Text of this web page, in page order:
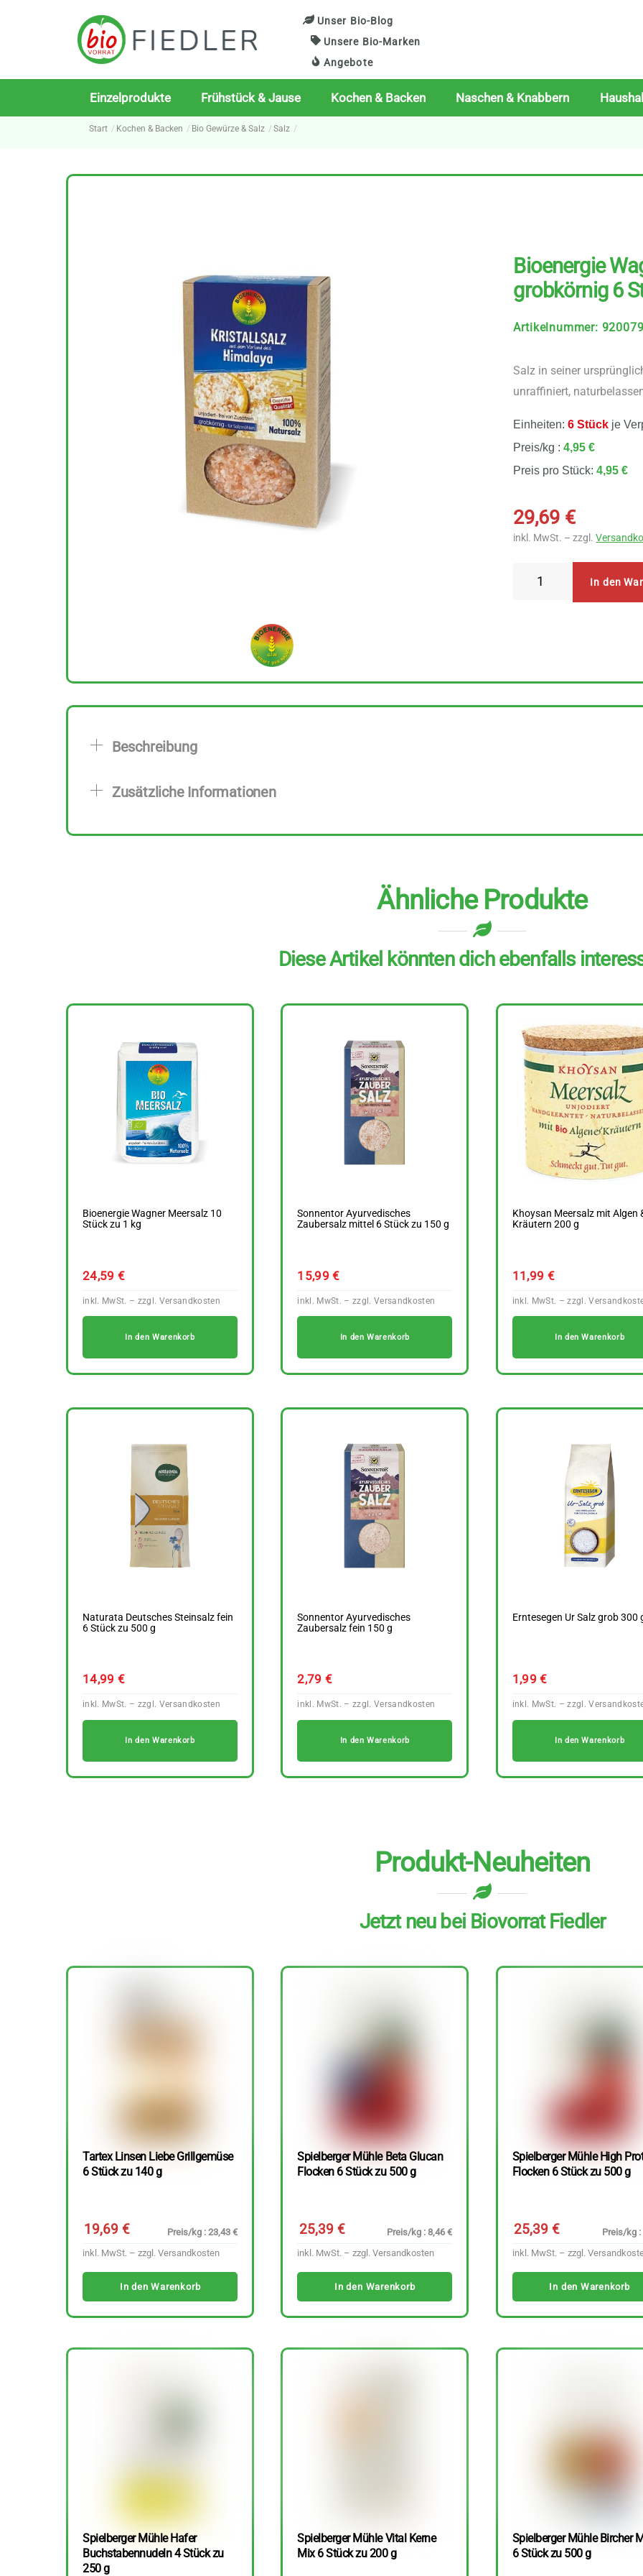
Unser Bio-Blog
Unsere Bio-Marken
Angebote
Einzelprodukte Frühstück & Jause Kochen & Backen Naschen & Knabbern
Start Kochen & Backen Bio Gewürze & Salz Salz
Bioenergie
grobkörnig 6
Artikelnummer:
Salz in seiner
unraffiniert,
Einheiten:6 Stück je
Preis/kg :4,95 €
Preis pro Stück:4,95 €
29,69 €
inkl. MwSt. – zzgl.
In den
Beschreibung
Zusätzliche Informationen
Ähnliche Produkte
Diese Artikel könnten dich ebenfalls
Bioenergie Wagner Meersalz 10
Stück zu 1 kg
24,59€
In den Warenkorb
Sonnentor Ayurvedisches
Zaubersalz mittel 6 Stück zu 150 g
15,99€
In den Warenkorb
Khoysan Meersalz mit Algen
Kräutern 200 g
11,99 €
In den Warenkorb
Naturata Deutsches Steinsalz fein
6 Stück zu 500 g
14,99€
In den Warenkorb
Sonnentor Ayurvedisches
Zaubersalz fein 150 g
2,79 €
In den Warenkorb
Erntesegen Ur Salz grob 300
1,99€
In den Warenkorb
Produkt-Neuheiten
Jetzt neu bei Biovorrat Fiedler
Tartex Linsen Liebe Grillgemüse
6 Stück zu 140 g
19,69€
Preis/kg : 23,43 €
inkl. MwSt. – zzgl. Versandkosten
In den Warenkorb
Spielberger Mühle Beta Glucan
Flocken 6 Stück zu 500 g
25,39 €
Preis/kg : 8,46 €
inkl. MwSt. – zzgl.Versandkosten
In den Warenkorb
Spielberger Mühle High
Flocken 6 Stück zu 500 g
25,39 €
Preis/kg :
inkl. MwSt. – zzgl.
In den Warenkorb
Spielberger Mühle Hafer
Buchstabennudeln 4 Stück zu
250 g
Spielberger Mühle Vital Kerne
Mix 6 Stück zu 200 g
Spielberger Mühle Bircher
6 Stück zu 500 g